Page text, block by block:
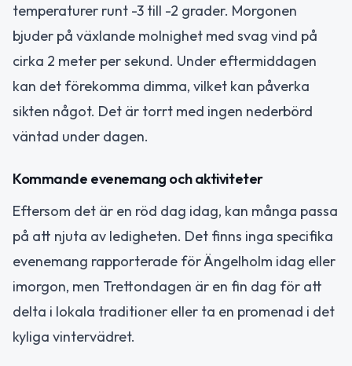
temperaturer runt -3 till -2 grader. Morgonen
bjuder på växlande molnighet med svag vind på
cirka 2 meter per sekund. Under eftermiddagen
kan det förekomma dimma, vilket kan påverka
sikten något. Det är torrt med ingen nederbörd
väntad under dagen.
Kommande evenemang och aktiviteter
Eftersom det är en röd dag idag, kan många passa
på att njuta av ledigheten. Det finns inga specifika
evenemang rapporterade för Ängelholm idag eller
imorgon, men Trettondagen är en fin dag för att
delta i lokala traditioner eller ta en promenad i det
kyliga vintervädret.